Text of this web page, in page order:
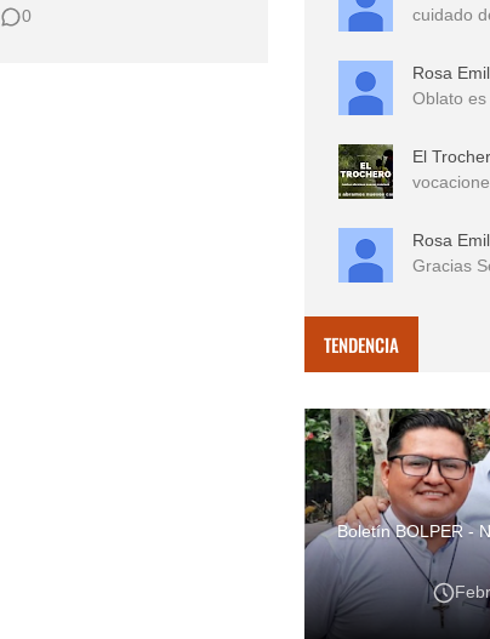
0
cuidado
Rosa
Oblato
El
Rosa
Gracias
TENDENCIA
Boletín BOLPER -